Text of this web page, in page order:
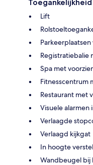
Toegankelijkheid
Lift
Registratiebalie
Spa met
Fitnesscentrum
Restaurant met
Visuele alarmen
Verlaagde
Verlaagd kijkgat
In hoogte
Wandbeugel bij